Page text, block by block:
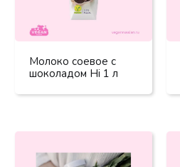
Молоко соевое с
шоколадом Hi 1 л